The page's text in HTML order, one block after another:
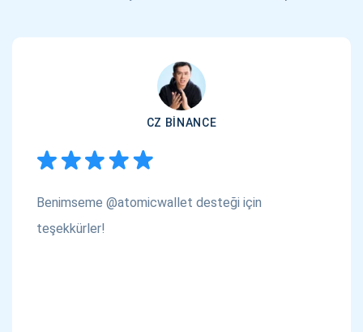
CZ BINANCE
Benimseme @atomicwallet desteği için
teşekkürler!